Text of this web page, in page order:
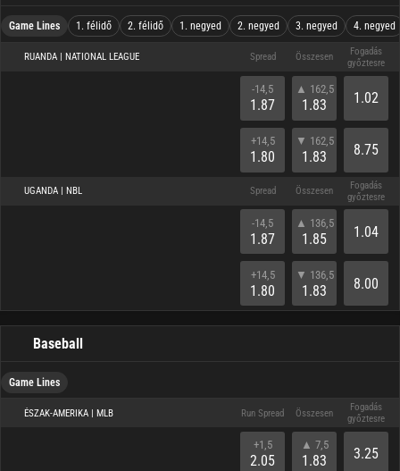
Game Lines 1. félidő 2. félidő 1. negyed 2. negyed 3. negyed 4. negyed
RUANDA | NATIONAL LEAGUE Spread Összesen
Fogadás
győztesre
-14,5
1.87
+14,5
1.80
▲ 162,5
1.83
▼ 162,5
1.83
1.02
8.75
UGANDA | NBL Spread Összesen
Fogadás
győztesre
-14,5
1.87
+14,5
1.80
▲ 136,5
1.85
▼ 136,5
1.83
1.04
8.00
Baseball
Game Lines
ÉSZAK-AMERIKA | MLB Run Spread Összesen
Fogadás
győztesre
+1,5
2.05
▲ 7,5
1.83 3.25